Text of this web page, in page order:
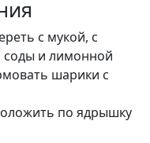
с мукой, с
соды и лимонной
шарики с
по ядрышку